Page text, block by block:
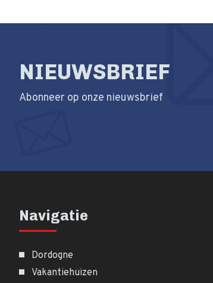
NIEUWSBRIEF
Abonneer op onze nieuwsbrief
Navigatie
Dordogne
Vakantiehuizen